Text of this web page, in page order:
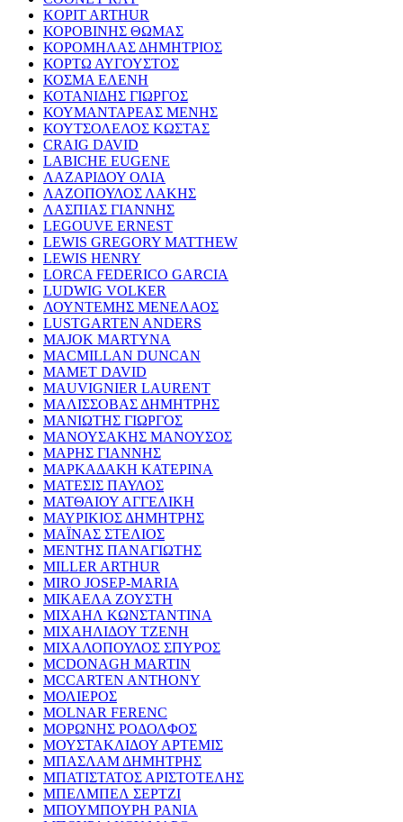
KOPIT ARTHUR
ΚΟΡΟΒΙΝΗΣ ΘΩΜΑΣ
ΚΟΡΟΜΗΛΑΣ ΔΗΜΗΤΡΙΟΣ
ΚΟΡΤΩ ΑΥΓΟΥΣΤΟΣ
ΚΟΣΜΑ ΕΛΕΝΗ
ΚΟΤΑΝΙΔΗΣ ΓΙΩΡΓΟΣ
ΚΟΥΜΑΝΤΑΡΕΑΣ ΜΕΝΗΣ
ΚΟΥΤΣΟΛΕΛΟΣ ΚΩΣΤΑΣ
CRAIG DAVID
LABICHE EUGENE
ΛΑΖΑΡΙΔΟΥ ΟΛΙΑ
ΛΑΖΟΠΟΥΛΟΣ ΛΑΚΗΣ
ΛΑΣΠΙΑΣ ΓΙΑΝΝΗΣ
LEGOUVE ERNEST
LEWIS GREGORY MATTHEW
LEWIS HENRY
LORCA FEDERICO GARCIA
LUDWIG VOLKER
ΛΟΥΝΤΕΜΗΣ ΜΕΝΕΛΑΟΣ
LUSTGARTEN ANDERS
MAJOK MARTYNA
MACMILLAN DUNCAN
MAMET DAVID
MAUVIGNIER LAURENT
ΜΑΛΙΣΣΟΒΑΣ ΔΗΜΗΤΡΗΣ
ΜΑΝΙΩΤΗΣ ΓΙΩΡΓΟΣ
ΜΑΝΟΥΣΑΚΗΣ ΜΑΝΟΥΣΟΣ
ΜΑΡΗΣ ΓΙΑΝΝΗΣ
ΜΑΡΚΑΔΑΚΗ ΚΑΤΕΡΙΝΑ
ΜΑΤΕΣΙΣ ΠΑΥΛΟΣ
ΜΑΤΘΑΙΟΥ ΑΓΓΕΛΙΚΗ
ΜΑΥΡΙΚΙΟΣ ΔΗΜΗΤΡΗΣ
ΜΑΪΝΑΣ ΣΤΕΛΙΟΣ
ΜΕΝΤΗΣ ΠΑΝΑΓΙΩΤΗΣ
MILLER ARTHUR
MIRO JOSEP-MARIA
ΜΙΚΑΕΛΑ ΖΟΥΣΤΗ
ΜΙΧΑΗΛ ΚΩΝΣΤΑΝΤΙΝΑ
ΜΙΧΑΗΛΙΔΟΥ ΤΖΕΝΗ
ΜΙΧΑΛΟΠΟΥΛΟΣ ΣΠΥΡΟΣ
MCDONAGH MARTIN
MCCARTEN ANTHONY
ΜΟΛΙΕΡΟΣ
MOLNAR FERENC
ΜΟΡΩΝΗΣ ΡΟΔΟΛΦΟΣ
ΜΟΥΣΤΑΚΛΙΔΟΥ ΑΡΤΕΜΙΣ
ΜΠΑΣΛΑΜ ΔΗΜΗΤΡΗΣ
ΜΠΑΤΙΣΤΑΤΟΣ ΑΡΙΣΤΟΤΕΛΗΣ
ΜΠΕΛΜΠΕΛ ΣΕΡΤΖΙ
ΜΠΟΥΜΠΟΥΡΗ ΡΑΝΙΑ